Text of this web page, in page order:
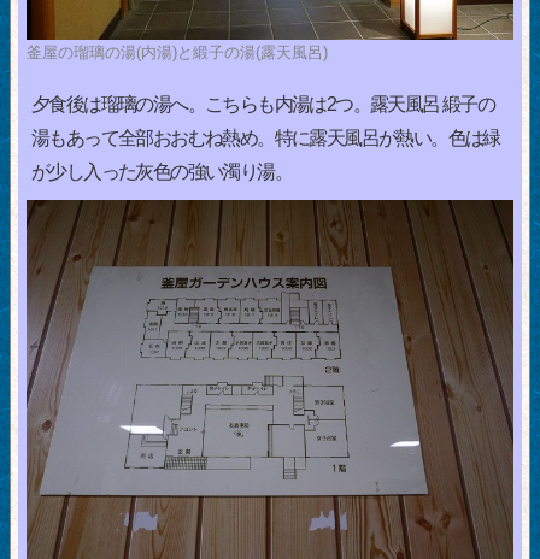
釜屋の瑠璃の湯(内湯)と緞子の湯(露天風呂)
夕食後は瑠璃の湯へ。こちらも内湯は2つ。露天風呂 緞子の
湯もあって全部おおむね熱め。特に露天風呂が熱い。色は緑
が少し入った灰色の強い濁り湯。